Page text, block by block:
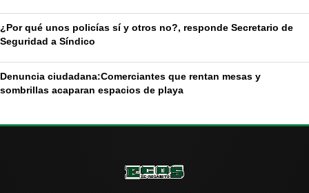
¿Por qué unos policías sí y otros no?, responde Secretario de
Seguridad a Síndico
Denuncia ciudadana:Comerciantes que rentan mesas y
sombrillas acaparan espacios de playa